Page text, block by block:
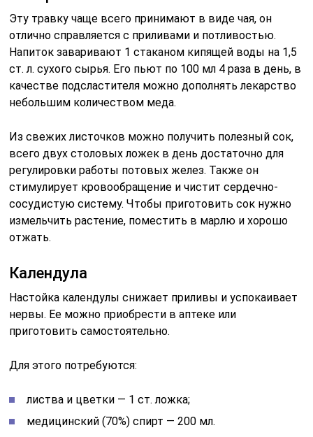
Эту травку чаще всего принимают в виде чая, он
отлично справляется с приливами и потливостью.
Напиток заваривают 1 стаканом кипящей воды на 1,5
ст. л. сухого сырья. Его пьют по 100 мл 4 раза в день, в
качестве подсластителя можно дополнять лекарство
небольшим количеством меда.
Из свежих листочков можно получить полезный сок,
всего двух столовых ложек в день достаточно для
регулировки работы потовых желез. Также он
стимулирует кровообращение и чистит сердечно-
сосудистую систему. Чтобы приготовить сок нужно
измельчить растение, поместить в марлю и хорошо
отжать.
Календула
Настойка календулы снижает приливы и успокаивает
нервы. Ее можно приобрести в аптеке или
приготовить самостоятельно.
Для этого потребуются:
листва и цветки — 1 ст. ложка;
медицинский (70%) спирт — 200 мл.